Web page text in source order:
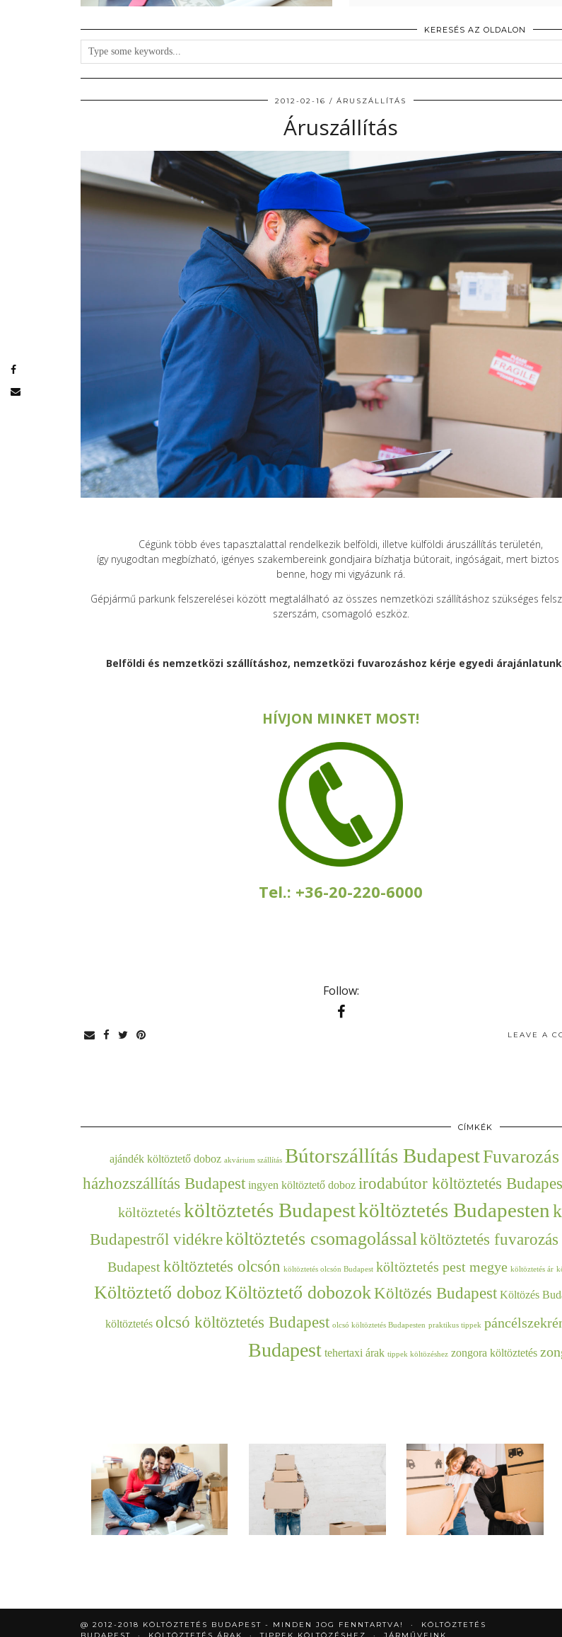
KERESÉS AZ OLDALON
2012-02-16 ÁRUSZÁLLÍTÁS
Áruszállítás
Cégünk több éves tapasztalattal rendelkezik belföldi, illetve külföldi áruszállítás területén,
így nyugodtan megbízható, igényes szakembereink gondjaira bízhatja bútorait, ingóságait, mert
benne, hogy mi vigyázunk rá.
Gépjármű parkunk felszerelései között megtalálható az összes nemzetközi szállításhoz szükséges
szerszám, csomagoló eszköz.
Belföldi és nemzetközi szállításhoz, nemzetközi fuvarozáshoz kérje egyedi
HÍVJON MINKET MOST!
Tel.: +36-20-220-6000
Follow:
LEAVE A
CÍMKÉK
ajándék költöztető doboz akvárium szállítás Bútorszállítás Budapest
házhozszállítás Budapest ingyen költöztető doboz irodabútor költöztetés
költöztetés költöztetés Budapestköltöztetés Budapesten
Budapestről vidékreköltöztetés csomagolássalköltöztetés
Budapest költöztetés olcsón költöztetés olcsón Budapest költöztetés pest megye költöztetés ár
Költöztető dobozKöltöztető dobozokKöltözés Budapest Költözés
költöztetés olcsó költöztetés Budapest olcsó költöztetés Budapesten praktikus tippek
Budapest tehertaxi árak tippek költözéshez zongora költöztetés
@ 2012-2018 KÖLTÖZTETÉS BUDAPEST - MINDEN JOG FENNTARTVA!
KÖLTÖZTETÉS